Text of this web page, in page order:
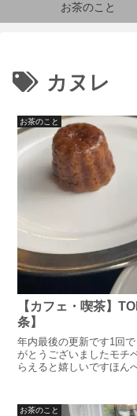
お茶のこと
カヌレ
お茶のこと
【カフェ・喫茶】
条】
年内最後の更新です1回
がとうございましたモチ
らえると嬉しいですほん
お茶のこと